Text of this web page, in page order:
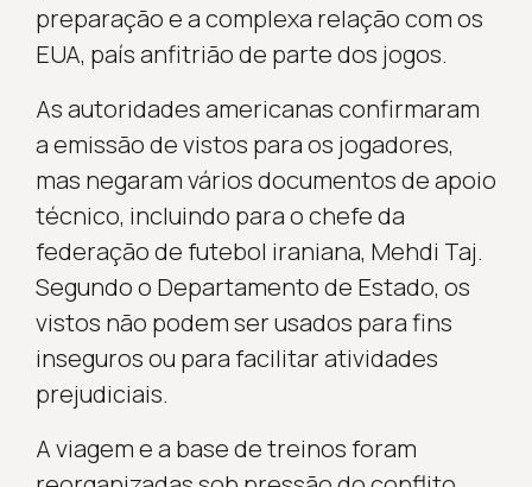
preparação e a complexa relação com os
EUA, país anfitrião de parte dos jogos.
As autoridades americanas confirmaram
a emissão de vistos para os jogadores,
mas negaram vários documentos de apoio
técnico, incluindo para o chefe da
federação de futebol iraniana, Mehdi Taj.
Segundo o Departamento de Estado, os
vistos não podem ser usados para fins
inseguros ou para facilitar atividades
prejudiciais.
A viagem e a base de treinos foram